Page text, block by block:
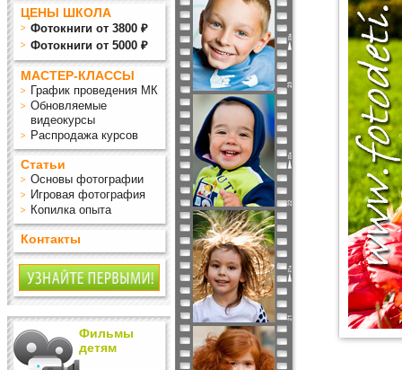
ЦЕНЫ ШКОЛА
Фотокниги от 3800 ₽
Фотокниги от 5000 ₽
МАСТЕР-КЛАССЫ
График проведения МК
Обновляемые
видеокурсы
Распродажа курсов
Статьи
Основы фотографии
Игровая фотография
Копилка опыта
Контакты
Фильмы
детям